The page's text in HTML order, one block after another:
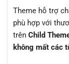
Theme hỗ trợ
phù hợp với
trên Child
không mất các